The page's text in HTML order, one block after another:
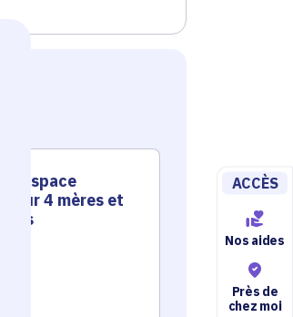
ACCÈS
Nos aides
Près de
chez moi
espace
pour 4 mères et
Voté en
Fontenay-